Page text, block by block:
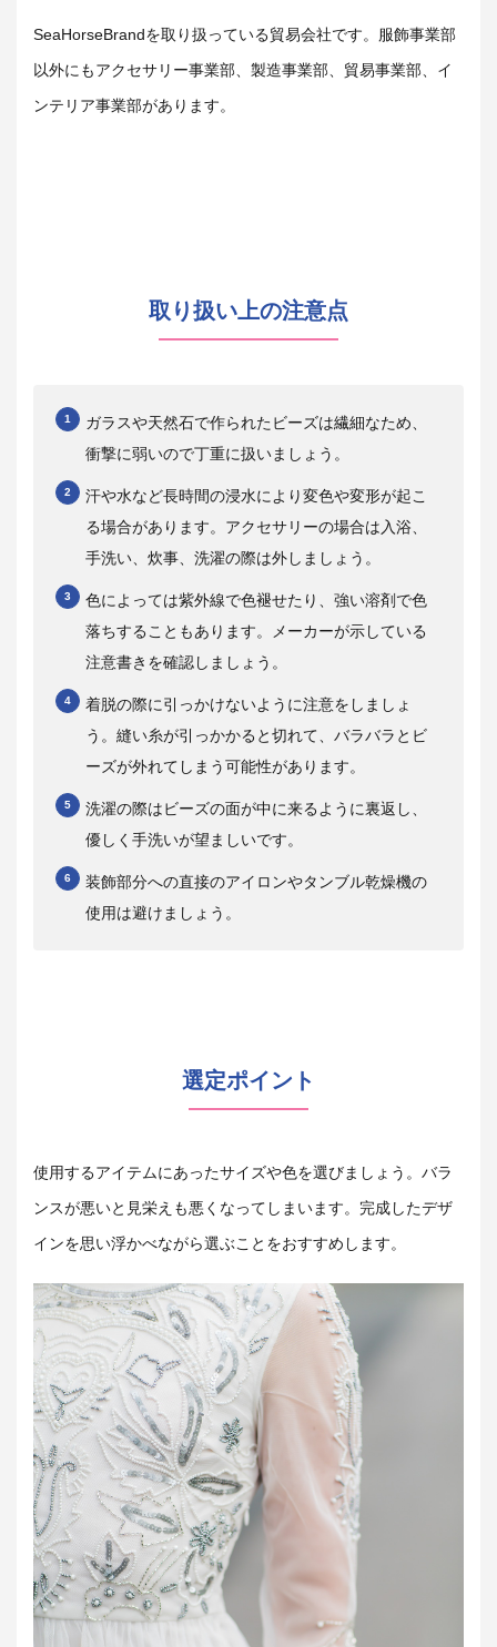
SeaHorseBrandを取り扱っている貿易会社です。服飾事業部
以外にもアクセサリー事業部、製造事業部、貿易事業部、イ
ンテリア事業部があります。
取り扱い上の注意点
ガラスや天然石で作られたビーズは繊細なため、
衝撃に弱いので丁重に扱いましょう。
汗や水など長時間の浸水により変色や変形が起こ
る場合があります。アクセサリーの場合は入浴、
手洗い、炊事、洗濯の際は外しましょう。
色によっては紫外線で色褪せたり、強い溶剤で色
落ちすることもあります。メーカーが示している
注意書きを確認しましょう。
着脱の際に引っかけないように注意をしましょ
う。縫い糸が引っかかると切れて、バラバラとビ
ーズが外れてしまう可能性があります。
洗濯の際はビーズの面が中に来るように裏返し、
優しく手洗いが望ましいです。
装飾部分への直接のアイロンやタンブル乾燥機の
使用は避けましょう。
選定ポイント
使用するアイテムにあったサイズや色を選びましょう。バラ
ンスが悪いと見栄えも悪くなってしまいます。完成したデザ
インを思い浮かべながら選ぶことをおすすめします。